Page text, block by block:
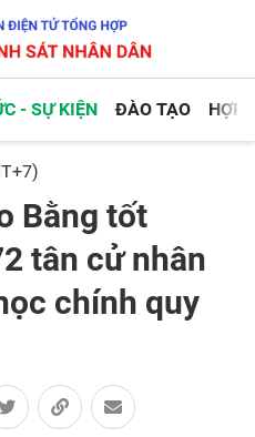
- SỰ KIỆN ĐÀO TẠO HỢP
Bằng tốt
tân cử nhân
chính quy